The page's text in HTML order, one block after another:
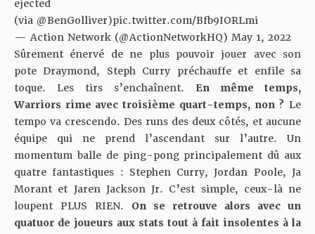
ejected
(via @BenGolliver)pic.twitter.com/Bfb9IORLmi
— Action Network (@ActionNetworkHQ) May 1, 2022
Sûrement énervé de ne plus pouvoir jouer avec son
pote Draymond, Steph Curry préchauffe et enfile sa
toque. Les tirs s’enchaînent. En même temps,
Warriors rime avec troisième quart-temps, non ? Le
tempo va crescendo. Des runs des deux côtés, et aucune
équipe qui ne prend l’ascendant sur l’autre. Un
momentum balle de ping-pong principalement dû aux
quatre fantastiques : Stephen Curry, Jordan Poole, Ja
Morant et Jaren Jackson Jr. C’est simple, ceux-là ne
loupent PLUS RIEN. On se retrouve alors avec un
quatuor de joueurs aux stats tout à fait insolentes à la